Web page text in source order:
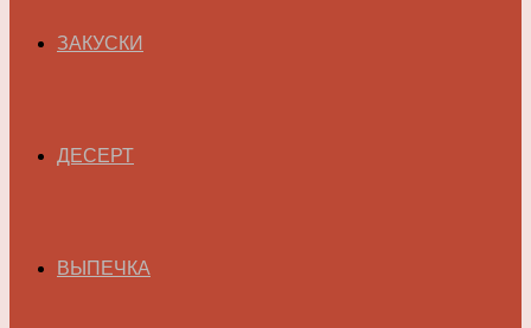
ЗАКУСКИ
ДЕСЕРТ
ВЫПЕЧКА